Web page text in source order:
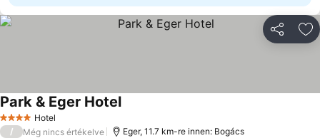
4 KategóriaHotel
Park & Eger Hotel
/ Még nincs értékelve Eger, 11.7 km-re innen: Bogács